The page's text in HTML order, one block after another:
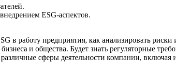
ESG-аспектов.
в работу предприятия, как анализировать
и общества. Будет знать регуляторные
сферы деятельности компании,